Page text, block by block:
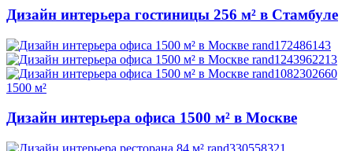
Дизайн интерьера гостиницы 256 м² в Стамбуле
1500 м²
Дизайн интерьера офиса 1500 м² в Москве